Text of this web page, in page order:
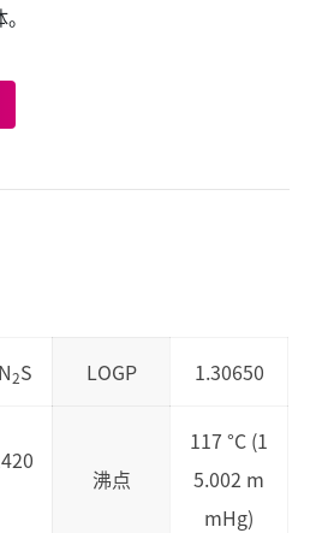
N2S LOGP 1.30650
沸点
117 °C (1
5.002 m
mHg)